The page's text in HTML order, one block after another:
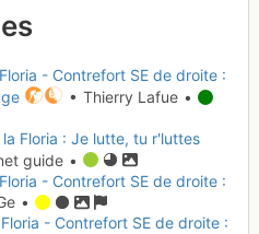
- Contrefort SE de droite :
• Thierry Lafue •
Floria : Je lutte, tu r'luttes
guide •
- Contrefort SE de droite :
•
- Contrefort SE de droite :